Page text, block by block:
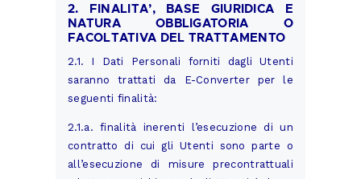
2. FINALITA’, BASE GIURIDICA E
NATURA OBBLIGATORIA O
FACOLTATIVA DEL TRATTAMENTO
2.1. I Dati Personali forniti dagli Utenti
saranno trattati da E-Converter per le
seguenti finalità:
2.1.a. finalità inerenti l’esecuzione di un
contratto di cui gli Utenti sono parte o
all’esecuzione di misure precontrattuali